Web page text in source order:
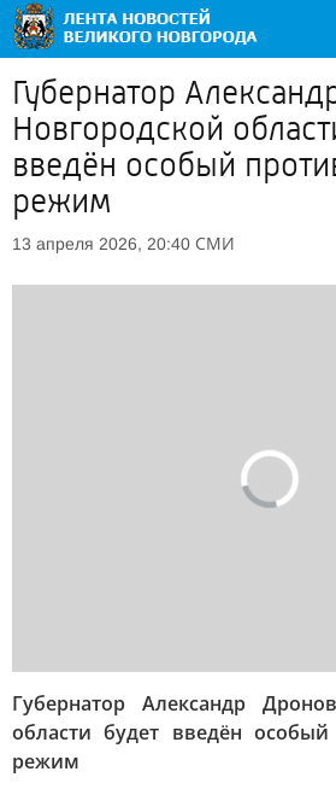
Губернатор
Новгородской
введён особый
режим
13 апреля 2026, 20:40 СМИ
Губернатор Александр
области будет введён
режим